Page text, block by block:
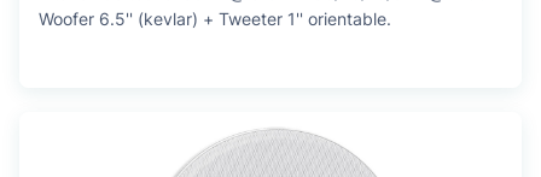
Woofer 6.5'' (kevlar) + Tweeter 1'' orientable.